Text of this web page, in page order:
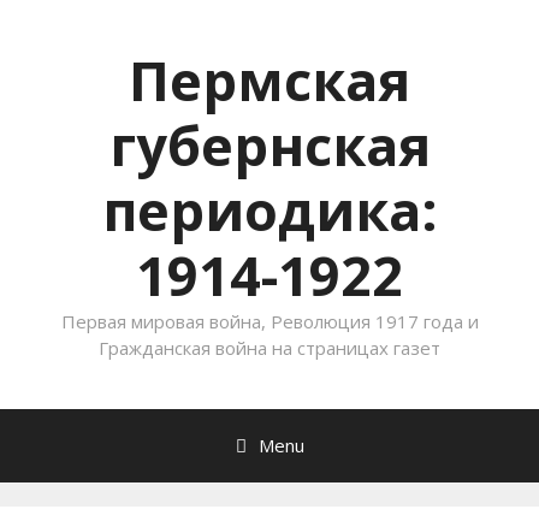
Пермская
губернская
периодика:
1914-1922
Первая мировая война, Революция 1917 года и
Гражданская война на страницах газет
Menu